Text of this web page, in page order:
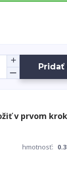
Pridať
hmotnosť: